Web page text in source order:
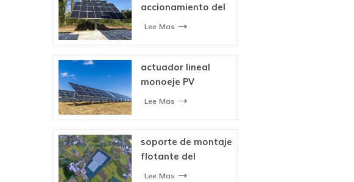
accionamiento del
seguidor solar de
solar
Lee Mas
actuador lineal
monoeje PV
sistema de
Lee Mas
soporte de montaje
flotante del
sistema solar para
Lee Mas